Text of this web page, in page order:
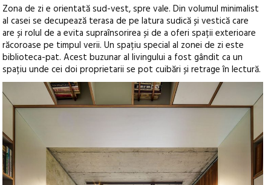
Zona de zi e orientată sud-vest, spre vale. Din volumul minimalist
al casei se decupează terasa de pe latura sudică și vestică care
are și rolul de a evita supraînsorirea și de a oferi spații exterioare
răcoroase pe timpul verii. Un spațiu special al zonei de zi este
biblioteca-pat. Acest buzunar al livingului a fost gândit ca un
spațiu unde cei doi proprietarii se pot cuibări și retrage în lectură.